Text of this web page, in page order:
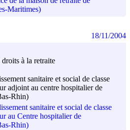
Maritimes)
à la retraite
sanitaire et social de classe
adjoint au centre hospitalier de
Rhin)
sanitaire et social de classe
au Centre hospitalier de
Rhin)
18/11/2004